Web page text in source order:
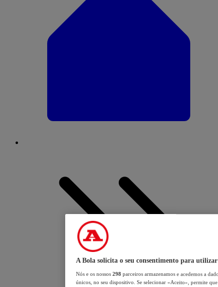
A Bola solicita o seu consentimento para utilizar
Nós e os nossos 298 parceiros armazenamos e acedemos a
únicos, no seu dispositivo. Se selecionar «Aceito», permite